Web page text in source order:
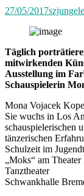
27/05/2017
Täglich
mitwirkenden
Ausstellung im
Schauspielerin
Mona Vojacek
Sie wuchs in Los
schauspielerischen
tänzerischen
Schulzeit im
„Moks“ am
Tanztheater
Schwankhalle